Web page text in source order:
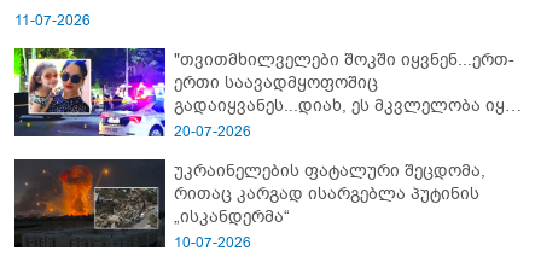
11-07-2026
"თვითმხილველები შოკში იყვნენ...ერთ-
ერთი საავადმყოფოშიც
გადაიყვანეს...დიახ, ეს მკვლელობა იყო"
- გორში დატრიალებული ტრაგედიის
20-07-2026
უკრაინელების ფატალური შეცდომა,
რითაც კარგად ისარგებლა პუტინის
„ისკანდერმა“
10-07-2026